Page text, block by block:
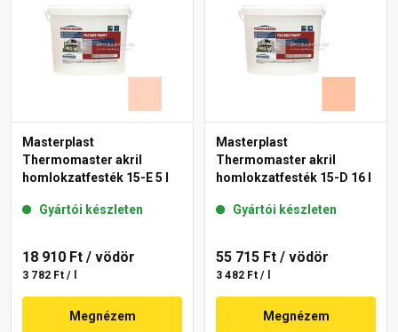
Masterplast
Thermomaster akril
homlokzatfesték 15-E 5 l
Gyártói készleten
18 910 Ft / vödör
3 782 Ft / l
Megnézem
Masterplast
Thermomaster akril
homlokzatfesték 15-D 16 l
Gyártói készleten
55 715 Ft / vödör
3 482 Ft / l
Megnézem